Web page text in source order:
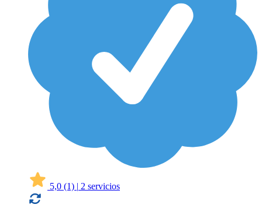
5,0 (1) | 2 servicios